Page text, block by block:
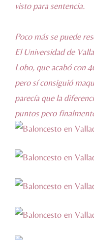
visto para sentencia.
Poco más se puede
El Universidad de
Lobo, que acabó con
pero sí consiguió
parecía que la
puntos pero